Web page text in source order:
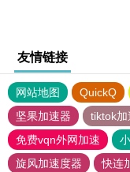
友情链接
网站地图 QuickQ
坚果加速器
tiktok加
免费vqn外网加速
旋风加速度器
快连